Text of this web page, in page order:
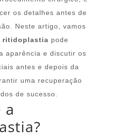
os detalhes antes de
Neste artigo, vamos
ritidoplastia pode
aparência e discutir os
antes e depois da
uma recuperação
de sucesso.
a